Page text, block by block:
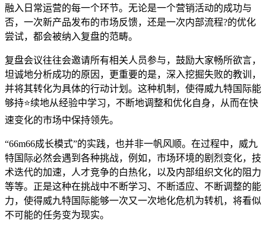
融入日常运营的每一个环节。无论是一个营销活动的成功与
否，一次新产品发布的市场反馈，还是一次内部流程?的优化
尝试，都会被纳入复盘的范畴。
复盘会议往往会邀请所有相关人员参与，鼓励大家畅所欲言，
坦诚地分析成功的原因，更重要的是，深入挖掘失败的教训，
并将其转化为具体的行动计划。这种机制，使得威九特国际能
够持⭐续地从经验中学习，不断地调整和优化自身，从而在快
速变化的市场中保持领先。
“66m66成长模式”的实践，也并非一帆风顺。在过程中，威九
特国际必然会遇到各种挑战，例如，市场环境的剧烈变化，技
术迭代的加速，人才竞争的白热化，以及内部组织文化的阻力
等等。正是这种在挑战中不断学习、不断适应、不断调整的能
力，使得威九特国际能够一次又一次地化危机为转机，将看似
不可能的任务变为现实。